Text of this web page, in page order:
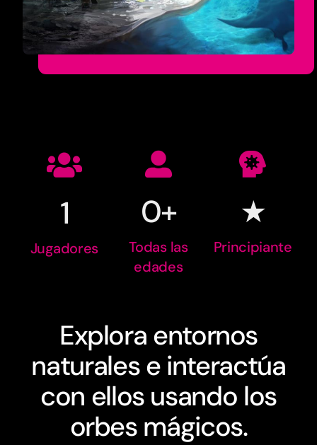
1
Jugadores
0+
Todas las
edades
★
Principiante
Explora entornos
naturales e interactúa
con ellos usando los
orbes mágicos.